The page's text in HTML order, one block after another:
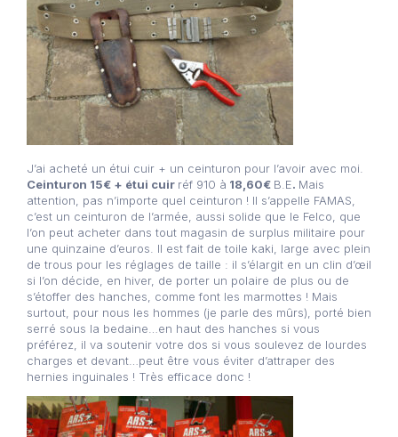
J’ai acheté un étui cuir + un ceinturon pour l’avoir avec moi.
Ceinturon 15€ + étui cuir réf 910 à 18,60€ B.E. Mais
attention, pas n’importe quel ceinturon ! Il s’appelle FAMAS,
c’est un ceinturon de l’armée, aussi solide que le Felco, que
l’on peut acheter dans tout magasin de surplus militaire pour
une quinzaine d’euros. Il est fait de toile kaki, large avec plein
de trous pour les réglages de taille : il s’élargit en un clin d’œil
si l’on décide, en hiver, de porter un polaire de plus ou de
s’étoffer des hanches, comme font les marmottes ! Mais
surtout, pour nous les hommes (je parle des mûrs), porté bien
serré sous la bedaine…en haut des hanches si vous
préférez, il va soutenir votre dos si vous soulevez de lourdes
charges et devant…peut être vous éviter d’attraper des
hernies inguinales ! Très efficace donc !